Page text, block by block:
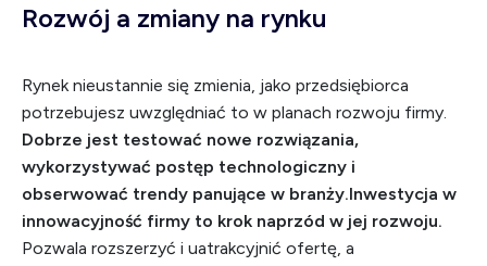
Rozwój a zmiany na rynku
Rynek nieustannie się zmienia, jako przedsiębiorca
potrzebujesz uwzględniać to w planach rozwoju firmy.
Dobrze jest testować nowe rozwiązania,
wykorzystywać postęp technologiczny i
obserwować trendy panujące w branży.Inwestycja w
innowacyjność firmy to krok naprzód w jej rozwoju.
Pozwala rozszerzyć i uatrakcyjnić ofertę, a